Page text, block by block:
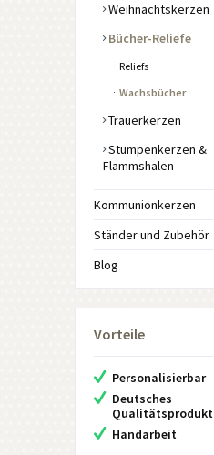
Weihnachtskerzen
Bücher-Reliefe
Reliefs
Wachsbücher
Trauerkerzen
Stumpenkerzen &
Flammshalen
Kommunionkerzen
Ständer und Zubehör
Blog
Vorteile
Personalisierbar
Deutsches
Qualitätsprodukt
Handarbeit